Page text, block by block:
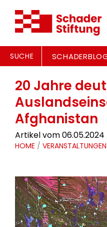
SUCHE
20 Jahre
Afghanistan
Artikel vom 06.05.2024
HOME / VERANSTALTUNGEN